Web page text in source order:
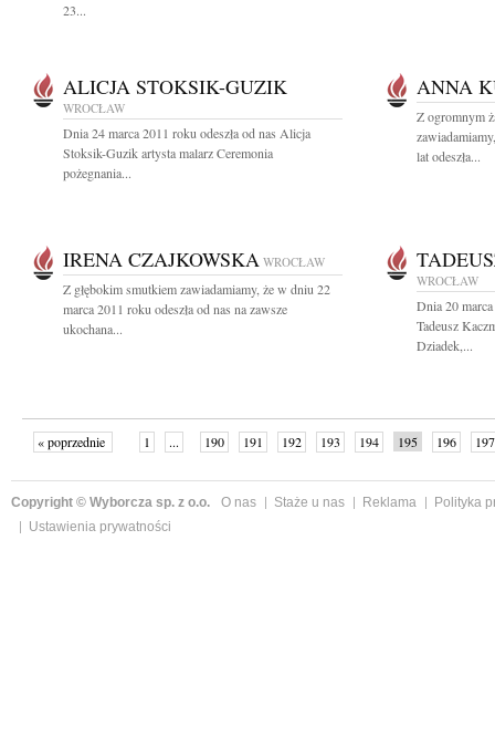
23...
ALICJA STOKSIK-GUZIK
WROCŁAW
Dnia 24 marca 2011 roku odeszła od nas Alicja
Stoksik-Guzik artysta malarz Ceremonia
pożegnania...
ANNA
Z ogromnym
lat odeszła...
IRENA CZAJKOWSKA WROCŁAW
Z głębokim smutkiem zawiadamiamy, że w dniu 22
marca 2011 roku odeszła od nas na zawsze
ukochana...
WROCŁAW
Dnia 20
Tadeusz
Dziadek,...
« poprzednie 1 ... 190 191 192 193 194 195 196
197
Copyright © Wyborcza sp. z o.o. O nas Staże u nas Reklama
Polityka
Ustawienia prywatności